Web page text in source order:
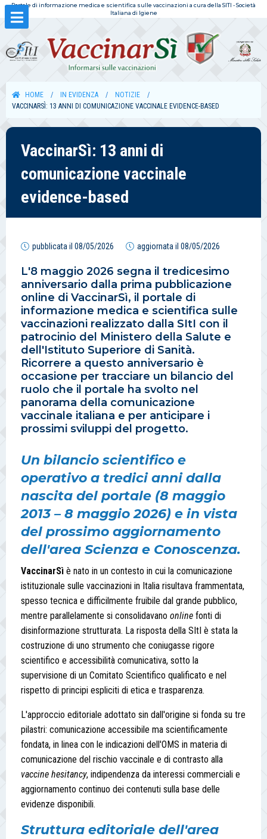
Portale di informazione medica e scientifica sulle vaccinazioni a cura della SITI - Società
Italiana di Igiene
HOME IN EVIDENZA
NOTIZIE
VACCINARSÌ: 13 ANNI DI COMUNICAZIONE VACCINALE EVIDENCE-BASED
VaccinarSì: 13 anni di
comunicazione vaccinale
evidence-based
pubblicata il 08/05/2026 aggiornata il 08/05/2026
L'8 maggio 2026 segna il tredicesimo
anniversario dalla prima pubblicazione
online di VaccinarSì, il portale di
informazione medica e scientifica sulle
vaccinazioni realizzato dalla SItI con il
patrocinio del Ministero della Salute e
dell'Istituto Superiore di Sanità.
Ricorrere a questo anniversario è
occasione per tracciare un bilancio del
ruolo che il portale ha svolto nel
panorama della comunicazione
vaccinale italiana e per anticipare i
prossimi sviluppi del progetto.
Un bilancio scientifico e
operativo a tredici anni dalla
nascita del portale (8 maggio
2013 – 8 maggio 2026) e in vista
del prossimo aggiornamento
dell'area Scienza e Conoscenza.
VaccinarSì è nato in un contesto in cui la comunicazione
istituzionale sulle vaccinazioni in Italia risultava frammentata,
spesso tecnica e difficilmente fruibile dal grande pubblico,
mentre parallelamente si consolidavano online fonti di
disinformazione strutturata. La risposta della SItI è stata la
costruzione di uno strumento che coniugasse rigore
scientifico e accessibilità comunicativa, sotto la
supervisione di un Comitato Scientifico qualificato e nel
rispetto di principi espliciti di etica e trasparenza.
L'approccio editoriale adottato sin dall'origine si fonda su tre
pilastri: comunicazione accessibile ma scientificamente
fondata, in linea con le indicazioni dell'OMS in materia di
comunicazione del rischio vaccinale e di contrasto alla
vaccine hesitancy, indipendenza da interessi commerciali e
aggiornamento continuo dei contenuti sulla base delle
evidenze disponibili.
Struttura editoriale dell'area